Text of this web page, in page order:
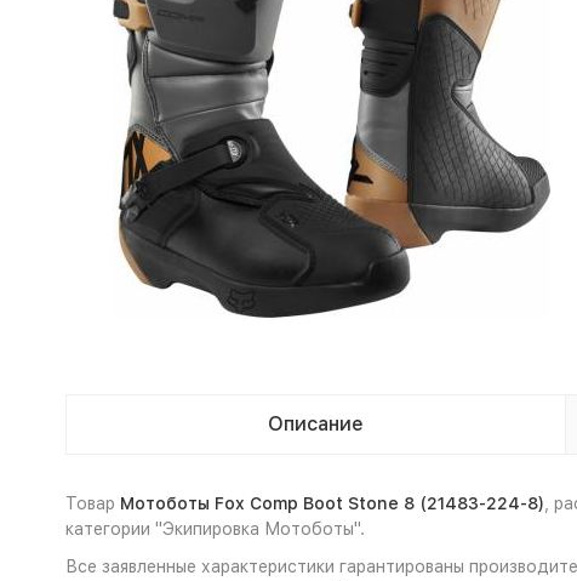
Описание
Товар Мотоботы Fox Comp Boot Stone 8 (21483-224-8) ,
категории "Экипировка Мотоботы".
Все заявленные характеристики гарантированы